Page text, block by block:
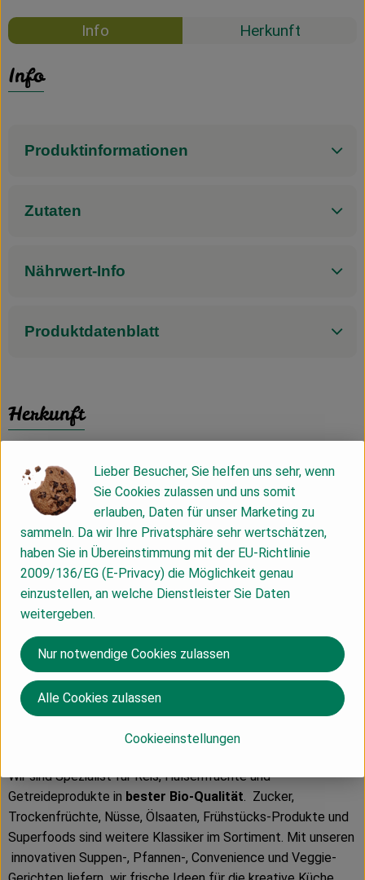
Info Herkunft
Info
Produktinformationen
Zutaten
Nährwert-Info
Produktdatenblatt
Herkunft
Österreich
Midsona Deutschland GmbH
D 59387 Ascheberg
Mit
35 Jahren Naturkosterfahrungstehen wir für den
kontrolliert biologischen Anbau, die kontinuierliche
Weiterentwicklung der Verarbeitungsverfahren, für
Transparenz, sorgfältige Kontrolle jeden Abschnitts und
garantiert ökologische Produkte – vom Anbau bis zur
Wir sind Spezialist für Reis, Hülsenfrüchte und
Getreideprodukte in bester Bio-Qualität. Zucker,
Trockenfrüchte, Nüsse, Ölsaaten, Frühstücks-Produkte und
Superfoods sind weitere Klassiker im Sortiment. Mit unseren
innovativen Suppen-, Pfannen-, Convenience und Veggie-
Lieber Besucher, Sie helfen uns sehr, wenn
Sie Cookies zulassen und uns somit
erlauben, Daten für unser Marketing zu
sammeln. Da wir Ihre Privatsphäre sehr wertschätzen,
haben Sie in Übereinstimmung mit der EU-Richtlinie
2009/136/EG (E-Privacy) die Möglichkeit genau
einzustellen, an welche Dienstleister Sie Daten
weitergeben.
Cookieeinstellungen
Nur notwendige Cookies zulassen
Alle Cookies zulassen